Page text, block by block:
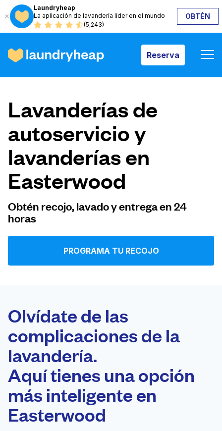
Laundryheap
La aplicación de lavandería líder en el mundo
(5,243)
OBTÉN
Reserva
Reserva
Cómo funciona
Precios y servicios
Quiénes somos
Iniciar sesión
United States ES
Lavanderías de
autoservicio y
lavanderías en
Easterwood
Obtén recojo, lavado y entrega en 24
horas
PROGRAMA TU RECOJO
Olvídate de las
complicaciones de la
lavandería.
Aquí tienes una opción
más inteligente en
Easterwood